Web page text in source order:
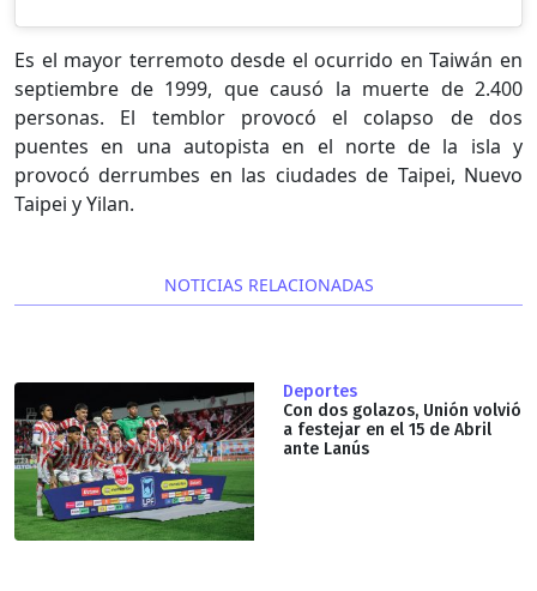
Es el mayor terremoto desde el ocurrido en Taiwán en
septiembre de 1999, que causó la muerte de 2.400
personas. El temblor provocó el colapso de dos
puentes en una autopista en el norte de la isla y
provocó derrumbes en las ciudades de Taipei, Nuevo
Taipei y Yilan.
NOTICIAS RELACIONADAS
Deportes
Con dos golazos, Unión volvió
a festejar en el 15 de Abril
ante Lanús